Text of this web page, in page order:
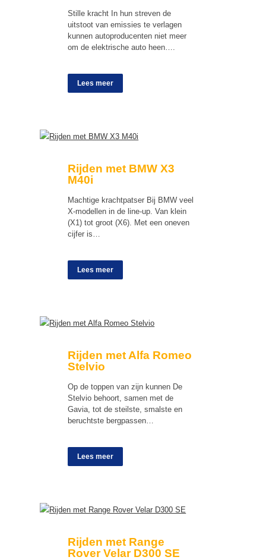
Stille kracht In hun streven de
uitstoot van emissies te verlagen
kunnen autoproducenten niet meer
om de elektrische auto heen….
Lees meer
Rijden met BMW X3
M40i
Machtige krachtpatser Bij BMW veel
X-modellen in de line-up. Van klein
(X1) tot groot (X6). Met een oneven
cijfer is…
Lees meer
Rijden met Alfa Romeo
Stelvio
Op de toppen van zijn kunnen De
Stelvio behoort, samen met de
Gavia, tot de steilste, smalste en
beruchtste bergpassen…
Lees meer
Rijden met Range
Rover Velar D300 SE